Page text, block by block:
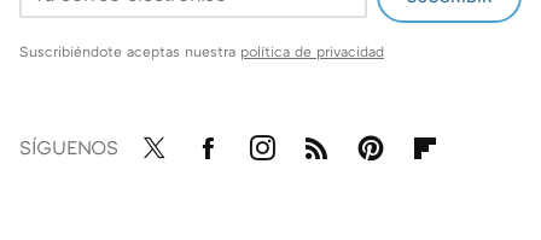
Suscribiéndote aceptas nuestra política de privacidad
SÍGUENOS